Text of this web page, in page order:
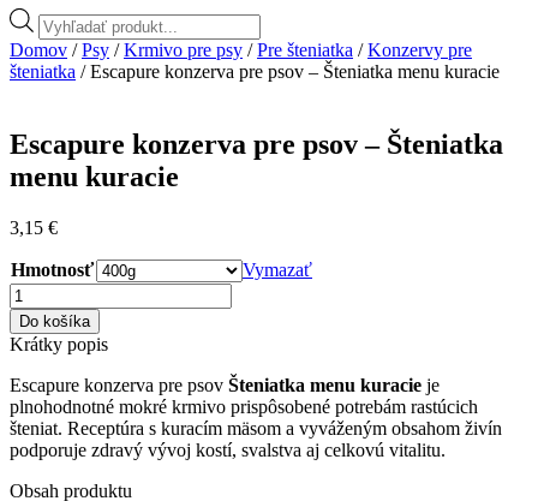
Vyhľadávanie
produktov
Domov /Psy /Krmivo pre psy /Pre šteniatka /Konzervy pre
šteniatka / Escapure konzerva pre psov – Šteniatka menu kuracie
Escapure konzerva pre psov – Šteniatka
menu kuracie
3,15 €
Hmotnosť
Vymazať
množstvo
Escapure
konzerva
pre
psov
–
Šteniatka
menu
kuracie
Do košíka
Krátky popis
Escapure konzerva pre psov Šteniatka menu kuracie je
plnohodnotné mokré krmivo prispôsobené potrebám rastúcich
šteniat. Receptúra s kuracím mäsom a vyváženým obsahom živín
podporuje zdravý vývoj kostí, svalstva aj celkovú vitalitu.
Obsah produktu